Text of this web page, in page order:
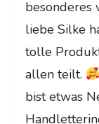
besonderes
liebe Silke
tolle
allen teilt.
bist etwas